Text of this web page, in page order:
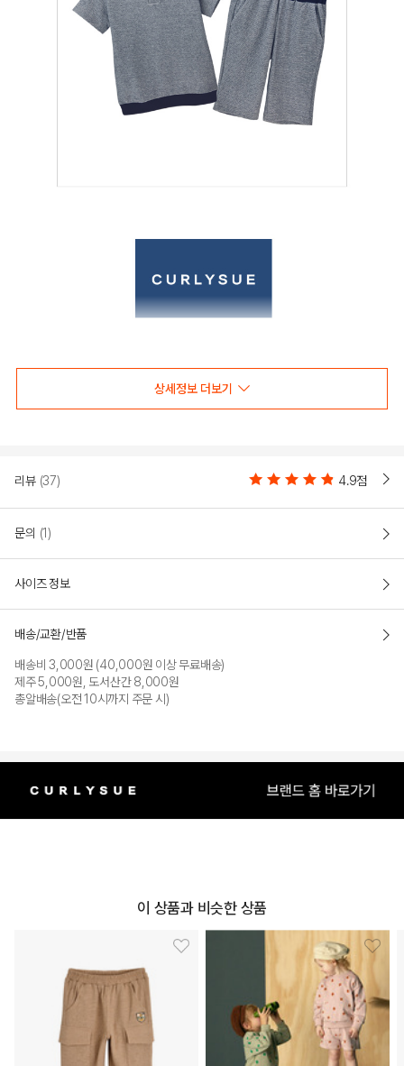
상세정보 더보기
리뷰 (37) 4.9점
문의 (1)
사이즈 정보
배송/교환/반품
배송비 3,000원 (40,000원 이상 무료배송)
제주 5,000원, 도서산간 8,000원
총알배송(오전 10시까지 주문 시)
이 상품과 비슷한 상품